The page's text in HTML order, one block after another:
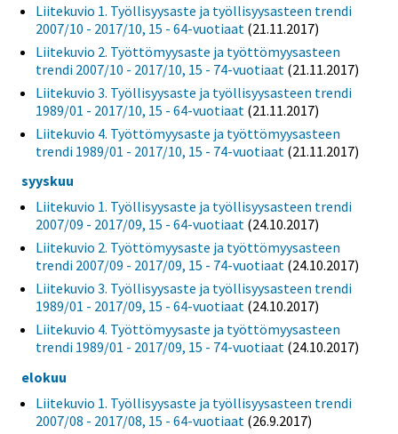
Liitekuvio 1. Työllisyysaste ja työllisyysasteen trendi
2007/10 - 2017/10, 15 - 64-vuotiaat (21.11.2017)
Liitekuvio 2. Työttömyysaste ja työttömyysasteen
trendi 2007/10 - 2017/10, 15 - 74-vuotiaat (21.11.2017)
Liitekuvio 3. Työllisyysaste ja työllisyysasteen trendi
1989/01 - 2017/10, 15 - 64-vuotiaat (21.11.2017)
Liitekuvio 4. Työttömyysaste ja työttömyysasteen
trendi 1989/01 - 2017/10, 15 - 74-vuotiaat (21.11.2017)
syyskuu
Liitekuvio 1. Työllisyysaste ja työllisyysasteen trendi
2007/09 - 2017/09, 15 - 64-vuotiaat (24.10.2017)
Liitekuvio 2. Työttömyysaste ja työttömyysasteen
trendi 2007/09 - 2017/09, 15 - 74-vuotiaat (24.10.2017)
Liitekuvio 3. Työllisyysaste ja työllisyysasteen trendi
1989/01 - 2017/09, 15 - 64-vuotiaat (24.10.2017)
Liitekuvio 4. Työttömyysaste ja työttömyysasteen
trendi 1989/01 - 2017/09, 15 - 74-vuotiaat (24.10.2017)
elokuu
Liitekuvio 1. Työllisyysaste ja työllisyysasteen trendi
2007/08 - 2017/08, 15 - 64-vuotiaat (26.9.2017)